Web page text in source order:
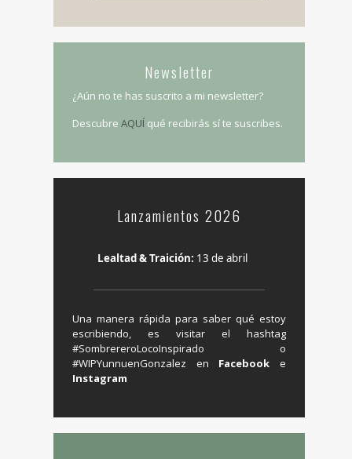
Newsletter
¿Aún no te has suscrito a mi newsletter?
Descubre AQUÍ qué recibirás sí te suscribes.
Lanzamientos 2026
Lealtad & Traición: 13 de abril
Una manera rápida para saber qué estoy
escribiendo, es visitar el hashtag
‬#SombrereroLocoInspirado o
#WIPYunnuenGonzalez en ‪ Facebook e
Instagram